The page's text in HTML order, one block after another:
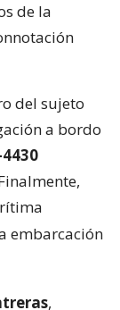
de la
del sujeto
a bordo
4430
embarcación
,